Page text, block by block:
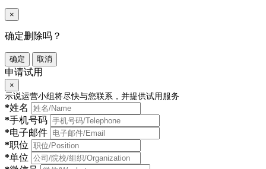
×
确定删除吗？
确定 取消
申请试用
×
示说运营小组将尽快与您联系，并提供试用服务
*姓名
*手机号码
*电子邮件
*职位
*单位